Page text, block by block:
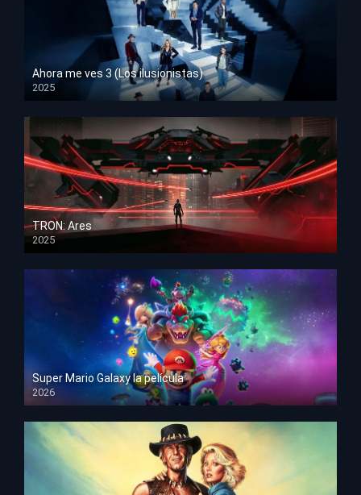
Ahora me ves 3 (Los ilusionistas)
2025
HD 1080p
TRON: Ares
2025
HD 1080p
Super Mario Galaxy la película
2026
HD 1080p